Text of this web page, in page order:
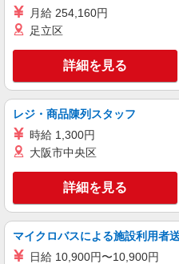
キープ
株式会社綜合キャリアオプショ
放熱シートづ
時給1,800
※時間外・深夜
時間45分×7日
キープ
月給 254,160円
足立区
詳細を見る
レジ・商品陳列スタッフ
時給 1,300円
大阪市中央区
詳細を見る
マイクロバスによる施設利用者
日給 10,900円〜10,900円